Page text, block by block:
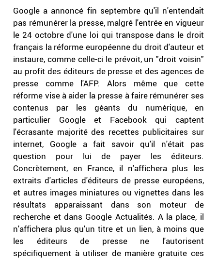
Google a annoncé fin septembre qu'il n'entendait
pas rémunérer la presse, malgré l'entrée en vigueur
le 24 octobre d'une loi qui transpose dans le droit
français la réforme européenne du droit d'auteur et
instaure, comme celle-ci le prévoit, un "droit voisin"
au profit des éditeurs de presse et des agences de
presse comme l'AFP. Alors même que cette
réforme vise à aider la presse à faire rémunérer ses
contenus par les géants du numérique, en
particulier Google et Facebook qui captent
l'écrasante majorité des recettes publicitaires sur
internet, Google a fait savoir qu'il n'était pas
question pour lui de payer les éditeurs.
Concrètement, en France, il n'affichera plus les
extraits d'articles d'éditeurs de presse européens,
et autres images miniatures ou vignettes dans les
résultats apparaissant dans son moteur de
recherche et dans Google Actualités. A la place, il
n'affichera plus qu'un titre et un lien, à moins que
les éditeurs de presse ne l'autorisent
spécifiquement à utiliser de manière gratuite ces